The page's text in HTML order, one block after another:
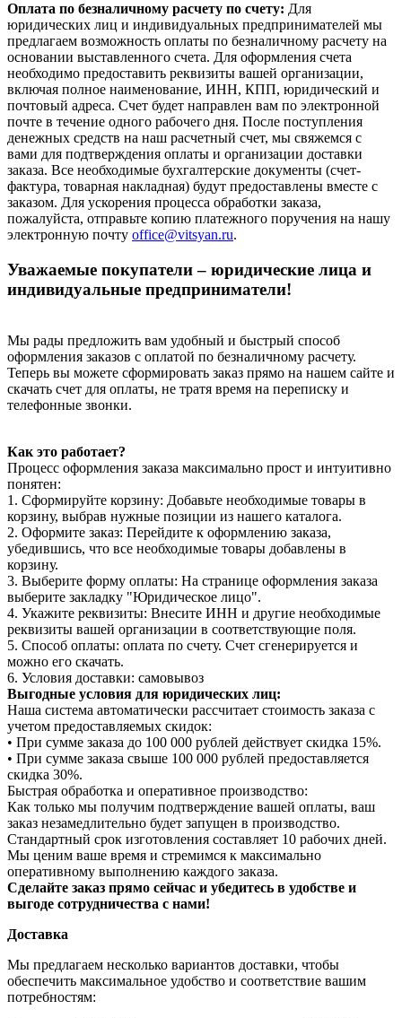
Оплата по безналичному расчету по счету: Для
юридических лиц и индивидуальных предпринимателей мы
предлагаем возможность оплаты по безналичному расчету на
основании выставленного счета. Для оформления счета
необходимо предоставить реквизиты вашей организации,
включая полное наименование, ИНН, КПП, юридический и
почтовый адреса. Счет будет направлен вам по электронной
почте в течение одного рабочего дня. После поступления
денежных средств на наш расчетный счет, мы свяжемся с
вами для подтверждения оплаты и организации доставки
заказа. Все необходимые бухгалтерские документы (счет-
фактура, товарная накладная) будут предоставлены вместе с
заказом. Для ускорения процесса обработки заказа,
пожалуйста, отправьте копию платежного поручения на нашу
электронную почту office@vitsyan.ru.
Уважаемые покупатели – юридические лица и
индивидуальные предприниматели!
Мы рады предложить вам удобный и быстрый способ
оформления заказов с оплатой по безналичному расчету.
Теперь вы можете сформировать заказ прямо на нашем сайте и
скачать счет для оплаты, не тратя время на переписку и
телефонные звонки.
Как это работает?
Процесс оформления заказа максимально прост и интуитивно
понятен:
1. Сформируйте корзину: Добавьте необходимые товары в
корзину, выбрав нужные позиции из нашего каталога.
2. Оформите заказ: Перейдите к оформлению заказа,
убедившись, что все необходимые товары добавлены в
корзину.
3. Выберите форму оплаты: На странице оформления заказа
выберите закладку "Юридическое лицо".
4. Укажите реквизиты: Внесите ИНН и другие необходимые
реквизиты вашей организации в соответствующие поля.
5. Способ оплаты: оплата по счету. Счет сгенерируется и
можно его скачать.
6. Условия доставки: самовывоз
Выгодные условия для юридических лиц:
Наша система автоматически рассчитает стоимость заказа с
учетом предоставляемых скидок:
• При сумме заказа до 100 000 рублей действует скидка 15%.
• При сумме заказа свыше 100 000 рублей предоставляется
скидка 30%.
Быстрая обработка и оперативное производство:
Как только мы получим подтверждение вашей оплаты, ваш
заказ незамедлительно будет запущен в производство.
Стандартный срок изготовления составляет 10 рабочих дней.
Мы ценим ваше время и стремимся к максимально
оперативному выполнению каждого заказа.
Сделайте заказ прямо сейчас и убедитесь в удобстве и
выгоде сотрудничества с нами!
Доставка
Мы предлагаем несколько вариантов доставки, чтобы
обеспечить максимальное удобство и соответствие вашим
потребностям: